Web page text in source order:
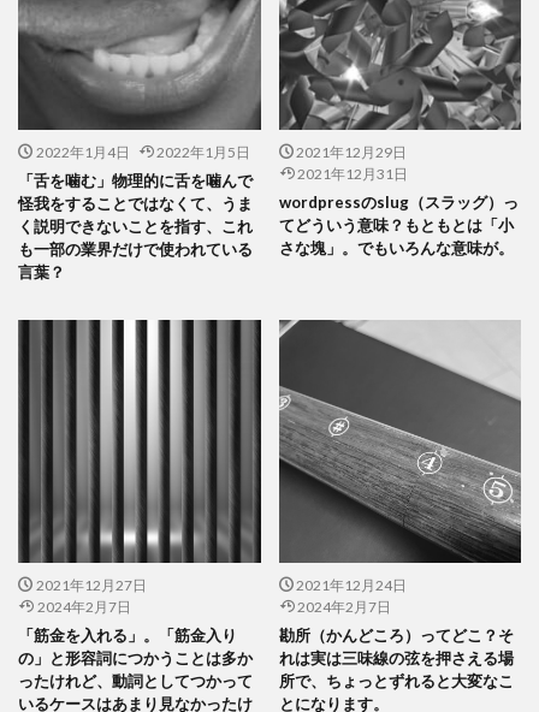
2022年1月4日 2022年1月5日
「舌を噛む」物理的に舌を噛んで
怪我をすることではなくて、うま
く説明できないことを指す、これ
も一部の業界だけで使われている
言葉？
2021年12月29日
2021年12月31日
wordpressのslug（スラッグ）っ
てどういう意味？もともとは「小
さな塊」。でもいろんな意味が。
2021年12月27日
2024年2月7日
「筋金を入れる」。「筋金入り
の」と形容詞につかうことは多か
ったけれど、動詞としてつかって
いるケースはあまり見なかったけ
2021年12月24日
2024年2月7日
勘所（かんどころ）ってどこ？そ
れは実は三味線の弦を押さえる場
所で、ちょっとずれると大変なこ
とになります。